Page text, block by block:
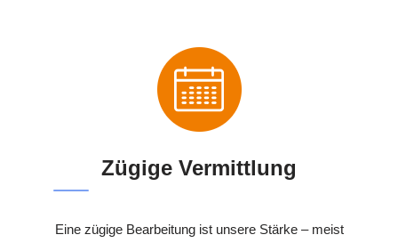
Zügige Vermittlung
Eine zügige Bearbeitung ist unsere Stärke – meist